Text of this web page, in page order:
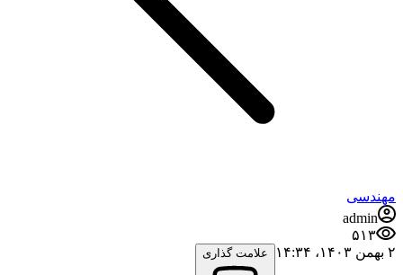
مهندسی
admin
۵۱۳
۲ بهمن ۱۴۰۳،‏ ۱۴:۳۴
علامت گذاری